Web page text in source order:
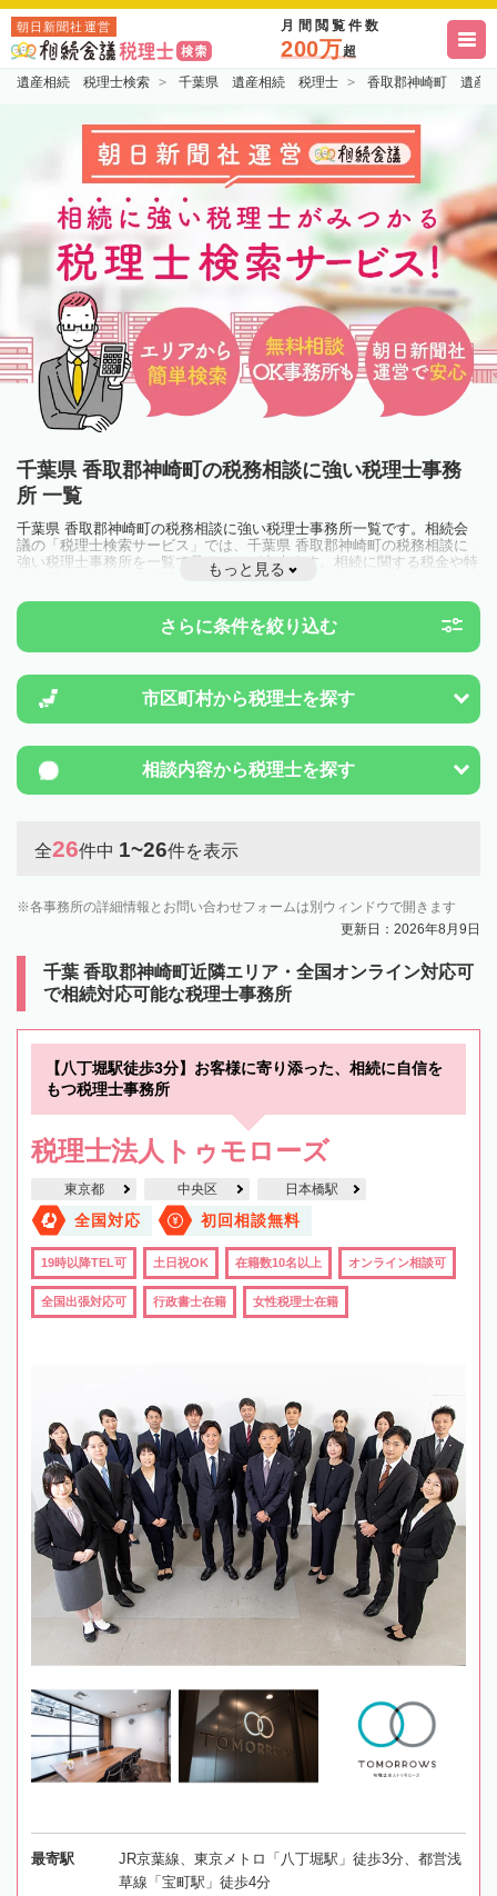
朝日新聞社運営 月間閲覧件数
200万超
遺産相続 税理士検索 千葉県 遺産相続 税理士 香取郡神崎町 遺産
千葉県 香取郡神崎町の税務相談に強い税理士事務
所 一覧
千葉県 香取郡神崎町の税務相談に強い税理士事務所一覧です。相続会
議の「税理士検索サービス」では、千葉県 香取郡神崎町の税務相談に
強い税理士事務所を一覧で見ることが出来ます。相続に関する税金や特
例制度のことは一度近隣の税理士に相談してみましょう。
もっと見る
さらに条件を絞り込む
市区町村から税理士を探す
相談内容から税理士を探す
全26件中 1~26件を表示
各事務所の詳細情報とお問い合わせフォームは別ウィンドウで開きます
更新日：2026年8月9日
千葉 香取郡神崎町近隣エリア・全国オンライン対応可
で相続対応可能な税理士事務所
【八丁堀駅徒歩3分】お客様に寄り添った、相続に自信を
もつ税理士事務所
税理士法人トゥモローズ
東京都 中央区 日本橋駅
全国対応 初回相談無料
19時以降TEL可 土日祝OK 在籍数10名以上 オンライン相談可
全国出張対応可 行政書士在籍 女性税理士在籍
最寄駅
JR京葉線、東京メトロ「八丁堀駅」徒歩3分、都営浅
草線「宝町駅」徒歩4分